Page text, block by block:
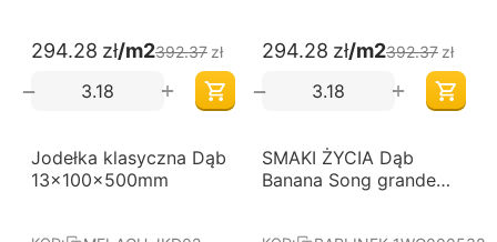
Zamów wymarzoną podłogę i skorzystaj zdarmowej
przy większych zakupach.
294.28 zł/m2392.37 zł
+
−
294.28 zł/m2392.37 zł
+
−
-7%
Darmowa dostawa
od 60 m2
Jodełka klasyczna Dąb
13x100x500mm
-25%
Darmowa dostawa
od 60 m2
SMAKI ŻYCIA Dąb
Banana Song grande